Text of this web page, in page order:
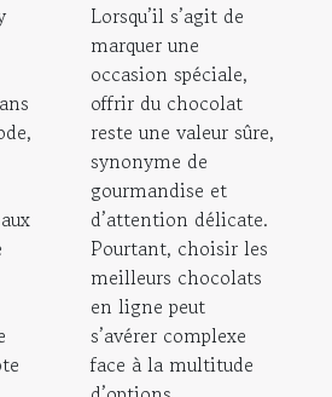
Lorsqu’il s’agit de
marquer une
occasion spéciale,
offrir du chocolat
reste une valeur sûre,
synonyme de
gourmandise et
d’attention délicate.
Pourtant, choisir les
meilleurs chocolats
en ligne peut
s’avérer complexe
face à la multitude